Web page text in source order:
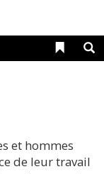
Liens
et hommes
de leur travail